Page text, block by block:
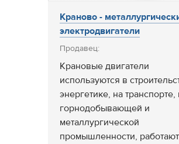
Краново -
электродвигатели
Продавец:
Крановые двигатели
используются в
энергетике, на транспорте,
горнодобывающей и
металлургической
промышленности,